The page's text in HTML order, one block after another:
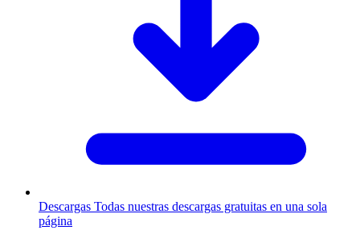
Descargas Todas nuestras descargas gratuitas en una sola
página